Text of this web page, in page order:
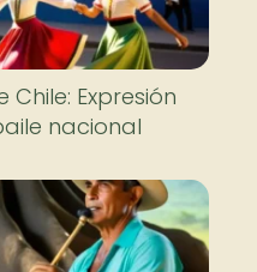
Expresión
nacional